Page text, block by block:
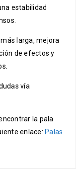
estabilidad
larga, mejora
de efectos y
vía
la pala
enlace: Palas